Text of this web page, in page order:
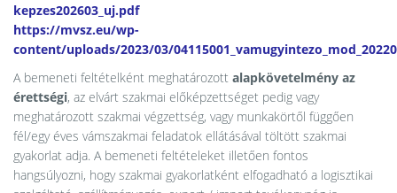
kepzes202603_uj.pdf
https://mvsz.eu/wp-
content/uploads/2023/03/
A bemeneti feltételként meghatározott alapkövetelmény az
érettségi, az elvárt szakmai előképzettséget pedig vagy
meghatározott szakmai végzettség, vagy munkakörtől függően
fél/egy éves vámszakmai feladatok ellátásával töltött szakmai
gyakorlat adja. A bemeneti feltételeket illetően fontos
hangsúlyozni, hogy szakmai gyakorlatként elfogadható a logisztikai